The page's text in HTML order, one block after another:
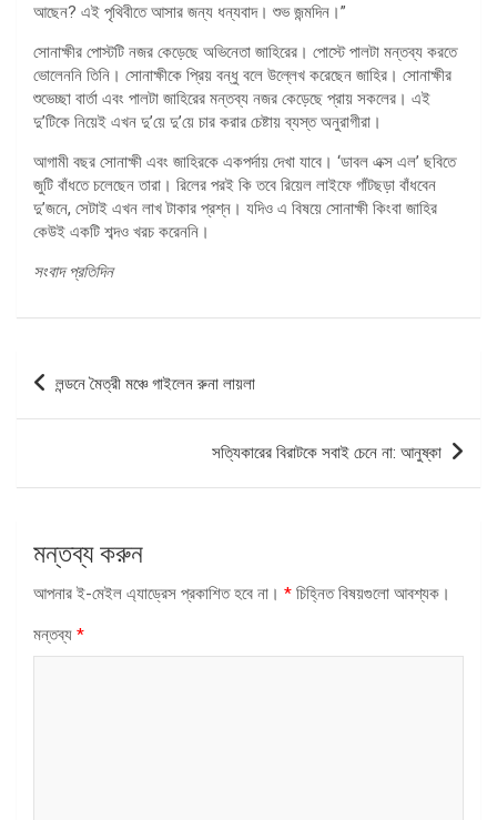
আছেন? এই পৃথিবীতে আসার জন্য ধন্যবাদ। শুভ জন্মদিন।”
সোনাক্ষীর পোস্টটি নজর কেড়েছে অভিনেতা জাহিরের। পোস্টে পালটা মন্তব্য করতে
ভোলেননি তিনি। সোনাক্ষীকে প্রিয় বন্ধু বলে উল্লেখ করেছেন জাহির। সোনাক্ষীর
শুভেচ্ছা বার্তা এবং পালটা জাহিরের মন্তব্য নজর কেড়েছে প্রায় সকলের। এই
দু’টিকে নিয়েই এখন দু’য়ে দু’য়ে চার করার চেষ্টায় ব্যস্ত অনুরাগীরা।
আগামী বছর সোনাক্ষী এবং জাহিরকে একপর্দায় দেখা যাবে। ‘ডাবল এক্স এল’ ছবিতে
জুটি বাঁধতে চলেছেন তারা। রিলের পরই কি তবে রিয়েল লাইফে গাঁটছড়া বাঁধবেন
দু’জনে, সেটাই এখন লাখ টাকার প্রশ্ন। যদিও এ বিষয়ে সোনাক্ষী কিংবা জাহির
কেউই একটি শব্দও খরচ করেননি।
সংবাদ প্রতিদিন
পোস্ট
ন্যাভিগেশন
লন্ডনে মৈত্রী মঞ্চে গাইলেন রুনা লায়লা
সত্যিকারের বিরাটকে সবাই চেনে না: আনুষ্কা
মন্তব্য করুন
আপনার ই-মেইল এ্যাড্রেস প্রকাশিত হবে না। * চিহ্নিত বিষয়গুলো আবশ্যক।
মন্তব্য *